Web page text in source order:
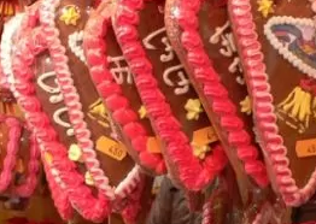
извършване на всички
инженери и техници с богат